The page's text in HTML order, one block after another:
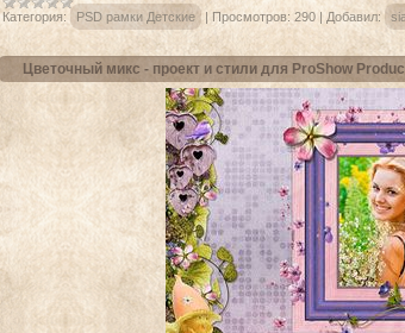
Категория: PSD рамки Детские | Просмотров: 290 | Добавил:
Цветочный микс - проект и стили для ProShow